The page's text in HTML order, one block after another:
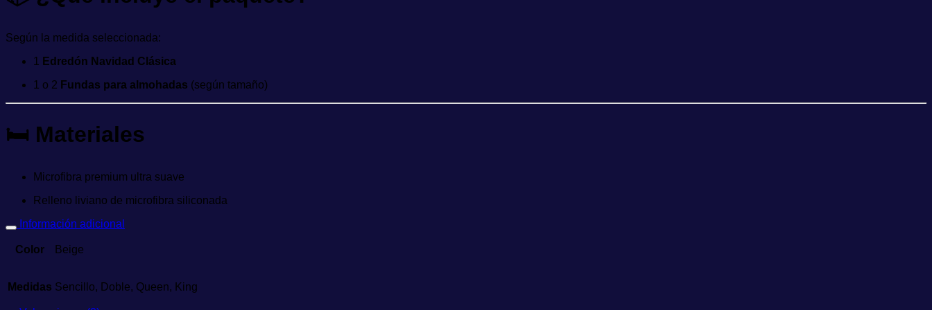
Según la medida seleccionada:
1
Edredón Navidad Clásica
1 o 2 Fundas para almohadas (según tamaño)
🛏️ Materiales
Microfibra premium ultra suave
Relleno liviano de microfibra siliconada
Información adicional
Color Beige
Medidas Sencillo, Doble, Queen, King